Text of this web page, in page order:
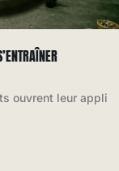
ouvrent leur appli